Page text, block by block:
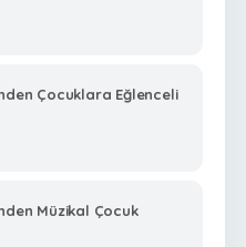
Çocuklara Eğlenceli
Müzikal Çocuk